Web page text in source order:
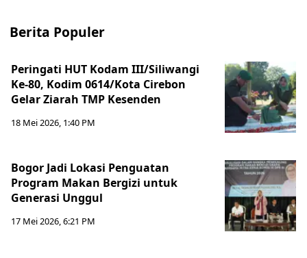
Berita Populer
Peringati HUT Kodam III/Siliwangi
Ke-80, Kodim 0614/Kota Cirebon
Gelar Ziarah TMP Kesenden
18 Mei 2026, 1:40 PM
Bogor Jadi Lokasi Penguatan
Program Makan Bergizi untuk
Generasi Unggul
17 Mei 2026, 6:21 PM